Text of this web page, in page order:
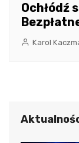
Ochłódź
Karol